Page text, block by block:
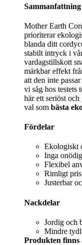
Sammanfattning
Mother Earth
prioriterar
blanda ditt
stabilt intryck i
vardagstillskott
märkbar effekt
att den inte
vi såg hos testets
här ett seriöst
val som bästa
Fördelar
Ekologiskt
Inga
Flexibel
Rimligt
Justerbar
Nackdelar
Jordig och
Mindre
Produkten finns